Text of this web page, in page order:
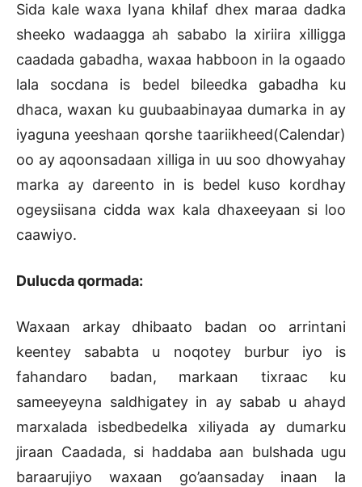
Sida kale waxa Iyana khilaf dhex maraa dadka
sheeko wadaagga ah sababo la xiriira xilligga
caadada gabadha, waxaa habboon in la ogaado
lala socdana is bedel bileedka gabadha ku
dhaca, waxan ku guubaabinayaa dumarka in ay
iyaguna yeeshaan qorshe taariikheed(Calendar)
oo ay aqoonsadaan xilliga in uu soo dhowyahay
marka ay dareento in is bedel kuso kordhay
ogeysiisana cidda wax kala dhaxeeyaan si loo
caawiyo.
Dulucda qormada:
Waxaan arkay dhibaato badan oo arrintani
keentey sababta u noqotey burbur iyo is
fahandaro badan, markaan tixraac ku
sameeyeyna saldhigatey in ay sabab u ahayd
marxalada isbedbedelka xiliyada ay dumarku
jiraan Caadada, si haddaba aan bulshada ugu
baraarujiyo waxaan go’aansaday inaan la